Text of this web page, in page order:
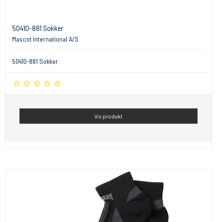
50410-881 Sokker
Mascot International A/S
50410-881 Sokker
Vis produkt